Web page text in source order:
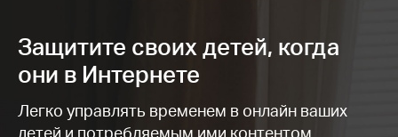
Защитите своих детей, когда
они в Интернете
Легко управлять временем в онлайн ваших
детей и потребляемым ими контентом.